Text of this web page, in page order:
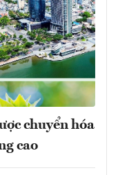
chuyển hóa
cao